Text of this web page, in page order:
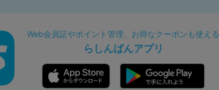
Web会員証やポイント管理、お得なクーポンも使える
らしんばんアプリ